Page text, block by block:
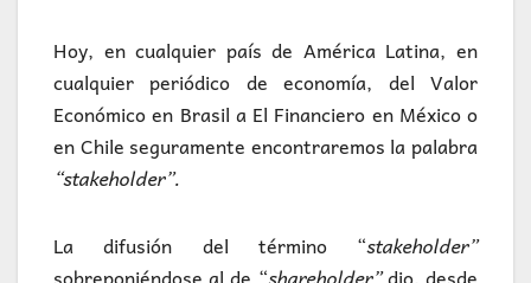
Hoy, en cualquier país de América Latina, en
cualquier periódico de economía, del Valor
Económico en Brasil a El Financiero en México o
en Chile seguramente encontraremos la palabra
“stakeholder”.
La difusión del término “stakeholder”